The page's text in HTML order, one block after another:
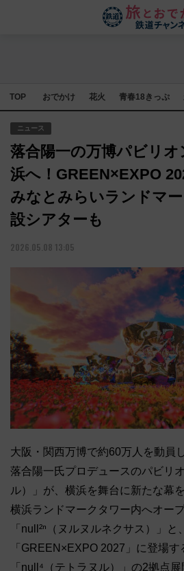
TOP おでかけ 花火 青春18きっぷ
ニュース
落合陽一の万博パビリオ
浜へ！GREEN×EXPO
みなとみらいランドマ
設シアターも
2026.05.08 13:05
大阪・関西万博で約60万人を動員
落合陽一氏プロデュースのパビリ
ル）」が、横浜を舞台に新たな幕
横浜ランドマークタワー内へオー
「null²ⁿ（ヌルヌルネクサス）」と
「GREEN×EXPO 2027」に登場す
「null⁴（テトラヌル）」の2拠点